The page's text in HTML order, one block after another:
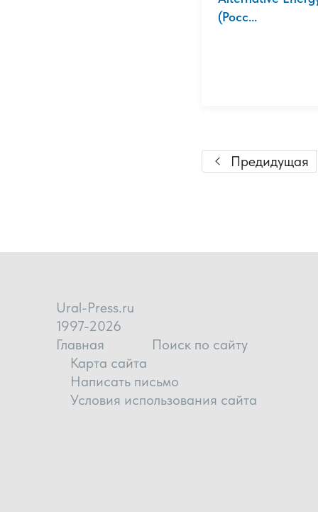
(Росс...
Предидущая
Ural-Press.ru
1997-2026
Главная
Поиск по сайту
Карта сайта
Написать письмо
Условия использования сайта